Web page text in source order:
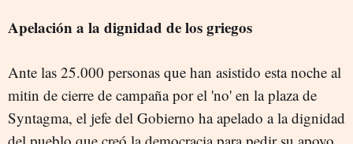
Apelación a la dignidad de los griegos
Ante las 25.000 personas que han asistido esta noche al
mitin de cierre de campaña por el 'no' en la plaza de
Syntagma, el jefe del Gobierno ha apelado a la dignidad